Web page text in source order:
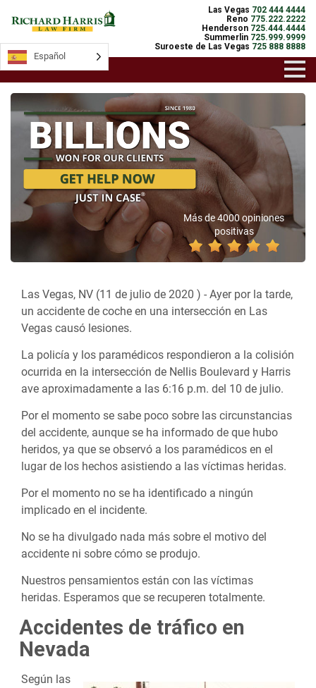
Las Vegas 702 444 4444
Reno 775.222.2222
Henderson 725.444.4444
Summerlin 725.999.9999
Suroeste de Las Vegas 725 888 8888
Más de 4000 opiniones
positivas
Las Vegas, NV (11 de julio de 2020 ) - Ayer por la tarde,
un accidente de coche en una intersección en Las
Vegas causó lesiones.
La policía y los paramédicos respondieron a la colisión
ocurrida en la intersección de Nellis Boulevard y Harris
ave aproximadamente a las 6:16 p.m. del 10 de julio.
Por el momento se sabe poco sobre las circunstancias
del accidente, aunque se ha informado de que hubo
heridos, ya que se observó a los paramédicos en el
lugar de los hechos asistiendo a las víctimas heridas.
Por el momento no se ha identificado a ningún
implicado en el incidente.
No se ha divulgado nada más sobre el motivo del
accidente ni sobre cómo se produjo.
Nuestros pensamientos están con las víctimas
heridas. Esperamos que se recuperen totalmente.
Accidentes de tráfico en
Nevada
Según las
Español